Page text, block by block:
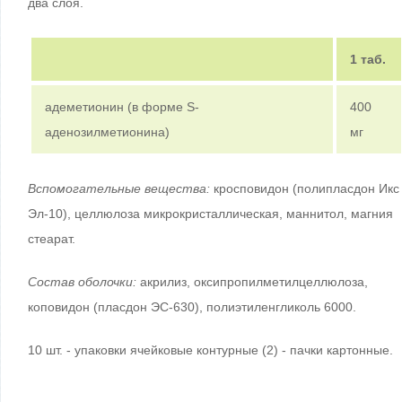
1 таб.
адеметионин (в форме S-
аденозилметионина)
400
мг
Вспомогательные вещества: кросповидон (полипласдон Икс
Эл-10), целлюлоза микрокристаллическая, маннитол, магния
стеарат.
Состав оболочки: акрилиз, оксипропилметилцеллюлоза,
коповидон (пласдон ЭС-630), полиэтиленгликоль 6000.
10 шт. - упаковки ячейковые контурные (2) - пачки картонные.